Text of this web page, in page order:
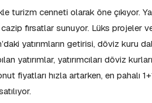
turizm cenneti olarak öne çıkıyor.
cazip fırsatlar sunuyor. Lüks
yatırımların getirisi, döviz kuru
yatırımlar, yatırımcıları döviz
fiyatları hızla artarken, en pahalı